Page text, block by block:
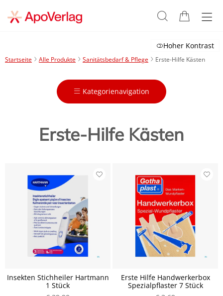
Hoher Kontrast
Startseite Alle Produkte Sanitätsbedarf & Pflege Erste-Hilfe Kästen
Kategorienavigation
Erste-Hilfe Kästen
Insekten Stichheiler Hartmann
1 Stück
Erste Hilfe Handwerkerbox
Spezialpflaster 7 Stück